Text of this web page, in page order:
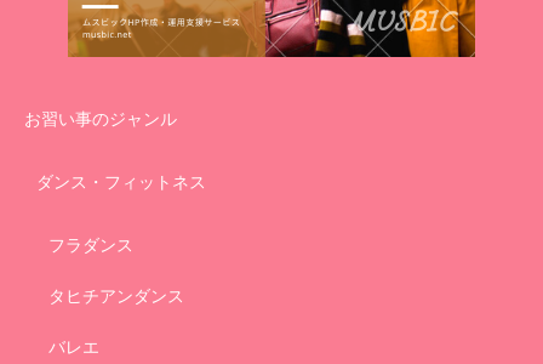
お習い事のジャンル
ダンス・フィットネス
フラダンス
タヒチアンダンス
バレエ